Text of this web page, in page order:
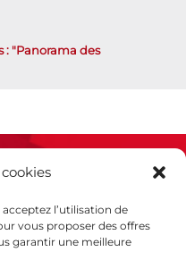
l’utilisation de
vous proposer des offres
garantir une meilleure
: "Panorama des